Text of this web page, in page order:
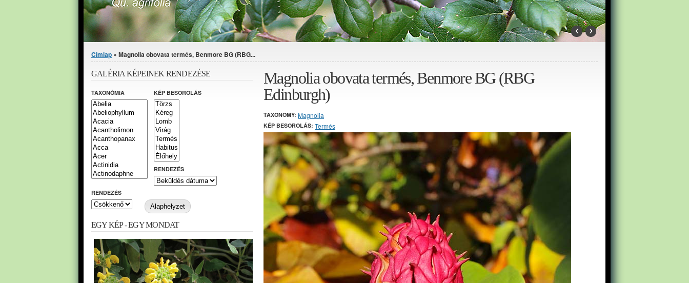
‹ ›
Jelenlegi hely
Címlap » Magnolia obovata termés, Benmore BG (RBG...
Magnolia obovata termés, Benmore BG (RBG
Edinburgh)
TAXONOMY: Magnolia
KÉP BESOROLÁS: Termés
GALÉRIA KÉPEINEK RENDEZÉSE
TAXONÓMIA KÉP BESOROLÁS
RENDEZÉS
RENDEZÉS
EGY KÉP - EGY MONDAT